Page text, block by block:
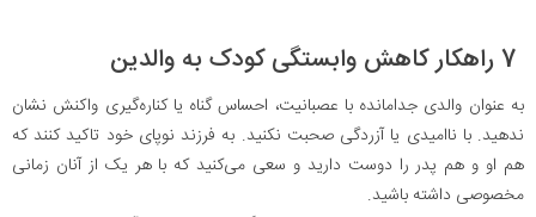
7 راهکار کاهش وابستگی کودک به والدین
به عنوان والدی جدامانده با عصبانیت، احساس گناه یا کناره‌گیری واکنش نشان
ندهید. با ناامیدی یا آزردگی صحبت نکنید. به فرزند نوپای خود تاکید کنند که
هم او و هم پدر را دوست دارید و سعی می‌کنید که با هر یک از آنان زمانی
مخصوصی داشته باشید.